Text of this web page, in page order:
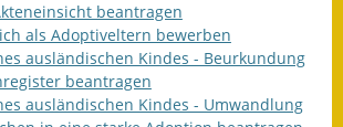
Ortsplan
Schadensmeldung
Straßenbau
beantragen
als Adoptiveltern bewerben
ausländischen Kindes - Beurkundung
beantragen
ausländischen Kindes - Umwandlung